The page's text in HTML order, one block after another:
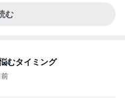
む
むタイミング
前